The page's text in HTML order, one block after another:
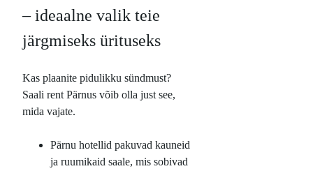
– ideaalne valik teie
järgmiseks ürituseks
Kas plaanite pidulikku sündmust?
Saali rent Pärnus võib olla just see,
mida vajate.
Pärnu hotellid pakuvad kauneid
ja ruumikaid saale, mis sobivad